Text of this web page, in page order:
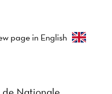
page in English